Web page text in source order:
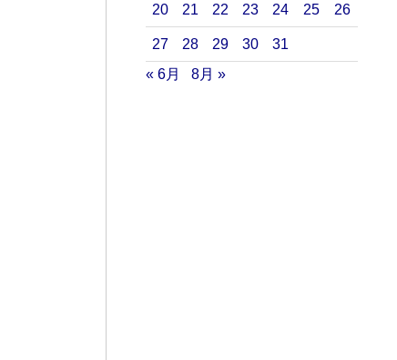
20 21 22 23 24 25 26
27 28 29 30
31
« 6月
8月 »